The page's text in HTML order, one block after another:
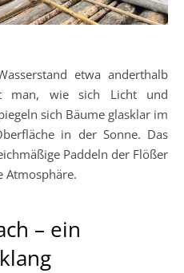
etwa anderthalb
man, wie sich Licht und
sich Bäume glasklar im
in der Sonne. Das
Paddeln der Flößer
Atmosphäre.
– ein